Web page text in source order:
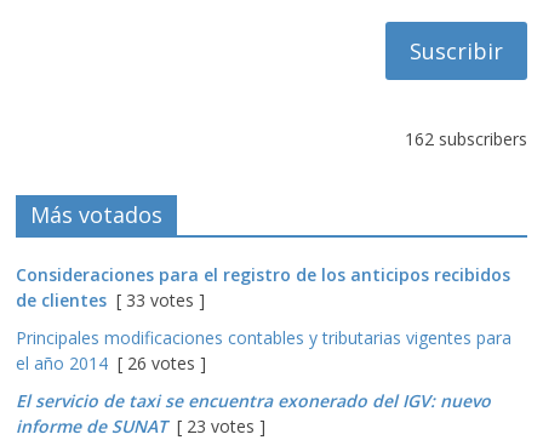
162 subscribers
Más votados
Consideraciones para el registro de los anticipos recibidos
de clientes [ 33 votes ]
Principales modificaciones contables y tributarias vigentes para
el año 2014 [ 26 votes ]
El servicio de taxi se encuentra exonerado del IGV: nuevo
informe de SUNAT[ 23 votes ]